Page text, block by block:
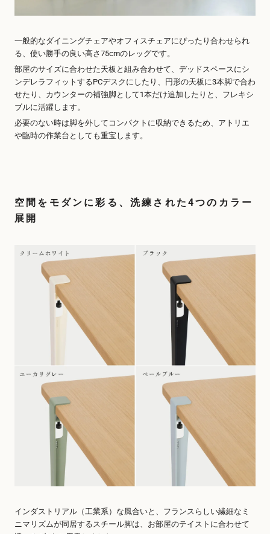
一般的なダイニングチェアやオフィスチェアにぴったり合わせられ
る、使い勝手の良い高さ75cmのレッグです。
部屋のサイズに合わせた天板と組み合わせて、デッドスペースにシ
ンデレラフィットするPCデスクにしたり、円形の天板に3本脚で合わ
せたり、カウンターの補強脚として1本だけ追加したりと、フレキシ
ブルに活躍します。
必要のない時は脚を外してコンパクトに収納できるため、アトリエ
や臨時の作業台としても重宝します。
空間をモダンに彩る、洗練された4つのカラー
展開
インダストリアル（工業系）な風合いと、フランスらしい繊細なミ
ニマリズムが同居するスチール脚は、お部屋のテイストに合わせて